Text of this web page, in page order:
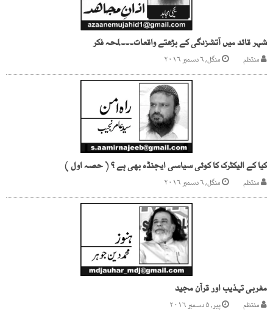
شہر قائد میں آتشزدگی کے بڑھتے واقعات۔۔۔لمحہ فکر
منتظم منگل, ۶ دسمبر ۲۰۱۶
کیا کے الیکٹرک کا کوئی سیاسی ایجنڈہ بھی ہے ؟ ( حصہ اول )
منتظم منگل, ۶ دسمبر ۲۰۱۶
مغربی تہذیب اور قرآن مجید
منتظم پیر, ۵ دسمبر ۲۰۱۶